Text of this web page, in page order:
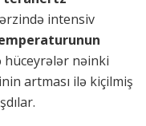
intensiv
hüceyrələr nəinki
artması ilə kiçilmiş